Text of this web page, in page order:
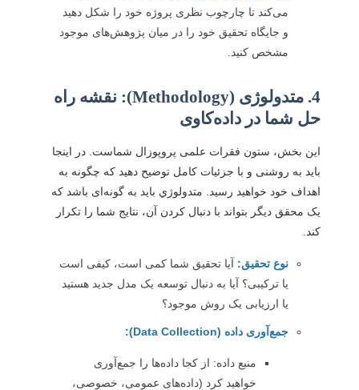
می‌کند تا چارچوب نظری پروژه خود را شکل دهید
و جایگاه تحقیق خود را در میان پژوهش‌های موجود
مشخص کنید.
4. متدولوژی (Methodology): نقشه راه
حل شما در داده‌کاوی
این بخش، ستون فقرات علمی پروپوزال شماست. در اینجا
باید به روشنی و با جزئیات کامل توضیح دهید که چگونه به
اهداف خود خواهید رسید. متدولوژي باید به گونه‌ای باشد که
یک محقق دیگر بتواند با دنبال کردن آن، نتایج شما را تکرار
نوع تحقیق:آیا تحقیق شما کمی است، کیفی است
یا ترکیبی؟ آیا به دنبال توسعه یک مدل جدید هستید
یا ارزیابی یک روش موجود؟
جمع‌آوری داده (Data Collection):
منبع داده: از کجا داده‌ها را جمع‌آوری
خواهید کرد (داده‌های عمومی، خصوصی،